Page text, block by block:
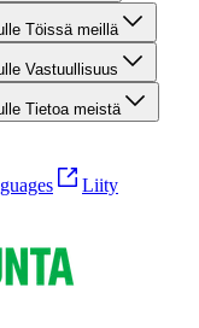
Töissä meillä
Vastuullisuus
Tietoa meistä
Liity